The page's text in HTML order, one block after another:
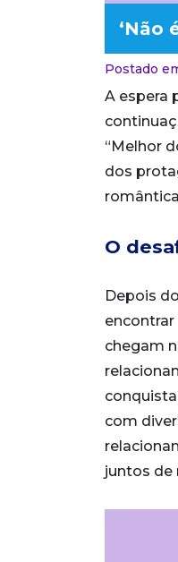
‘Não
Postado
A espera
“Melhor
dos
O
Depois
chegam
com
juntos de